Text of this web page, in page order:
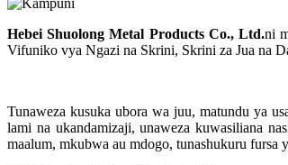
Hebei Shuolong Metal Products Co., Ltd.ni
Vifuniko vya Ngazi na Skrini, Skrini za Jua na
Tunaweza kusuka ubora wa juu, matundu ya
lami na ukandamizaji, unaweza kuwasiliana
maalum, mkubwa au mdogo, tunashukuru fursa